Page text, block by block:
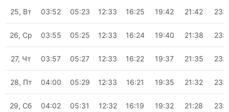
25, Вт 03:52 05:23 12:33 16:25 19:42 21:42
26, Ср 03:55 05:25 12:33 16:24 19:40 21:38
27, Чт 03:57 05:27 12:33 16:22 19:37 21:35
28, Пт 04:00 05:29 12:33 16:21 19:35 21:32
29, Сб 04:02 05:31 12:32 16:19 19:32 21:28